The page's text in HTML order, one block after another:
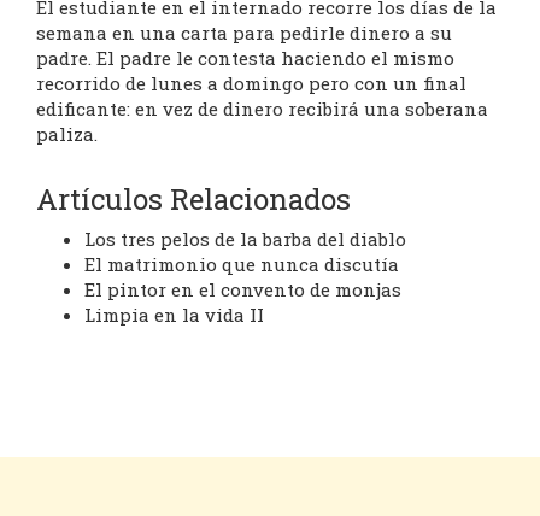
El estudiante en el internado recorre los días de la
semana en una carta para pedirle dinero a su
padre. El padre le contesta haciendo el mismo
recorrido de lunes a domingo pero con un final
edificante: en vez de dinero recibirá una soberana
paliza.
Artículos Relacionados
Los tres pelos de la barba del diablo
El matrimonio que nunca discutía
El pintor en el convento de monjas
Limpia en la vida II